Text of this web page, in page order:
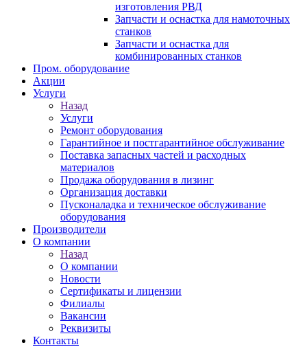
изготовления РВД
Запчасти и оснастка для намоточных
станков
Запчасти и оснастка для
комбинированных станков
Пром. оборудование
Акции
Услуги
Назад
Услуги
Ремонт оборудования
Гарантийное и постгарантийное обслуживание
Поставка запасных частей и расходных
материалов
Продажа оборудования в лизинг
Организация доставки
Пусконаладка и техническое обслуживание
оборудования
Производители
О компании
Назад
О компании
Новости
Сертификаты и лицензии
Филиалы
Вакансии
Реквизиты
Контакты